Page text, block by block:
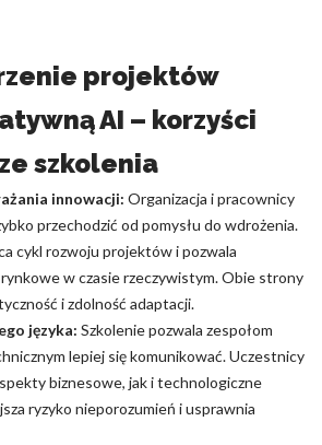
projektów
AI – korzyści
ze szkolenia
innowacji: Organizacja i pracownicy
przechodzić od pomysłu do wdrożenia.
cykl rozwoju projektów i pozwala
w czasie rzeczywistym. Obie strony
i zdolność adaptacji.
języka: Szkolenie pozwala zespołom
lepiej się komunikować. Uczestnicy
biznesowe, jak i technologiczne
ryzyko nieporozumień i usprawnia